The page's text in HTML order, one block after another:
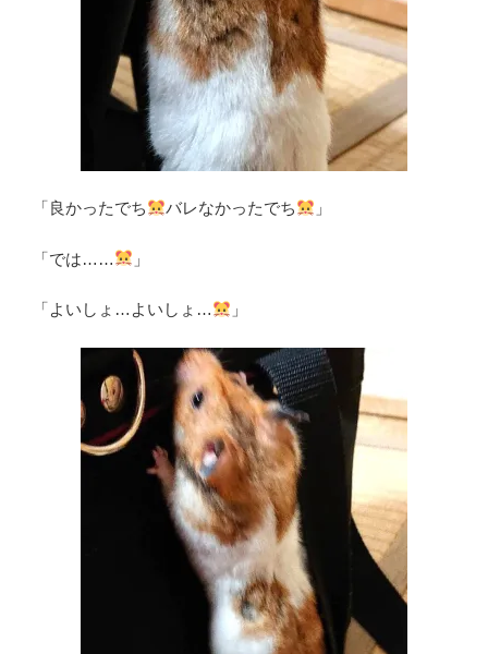
「良かったでち バレなかったでち 」
「では…… 」
「よいしょ…よいしょ… 」